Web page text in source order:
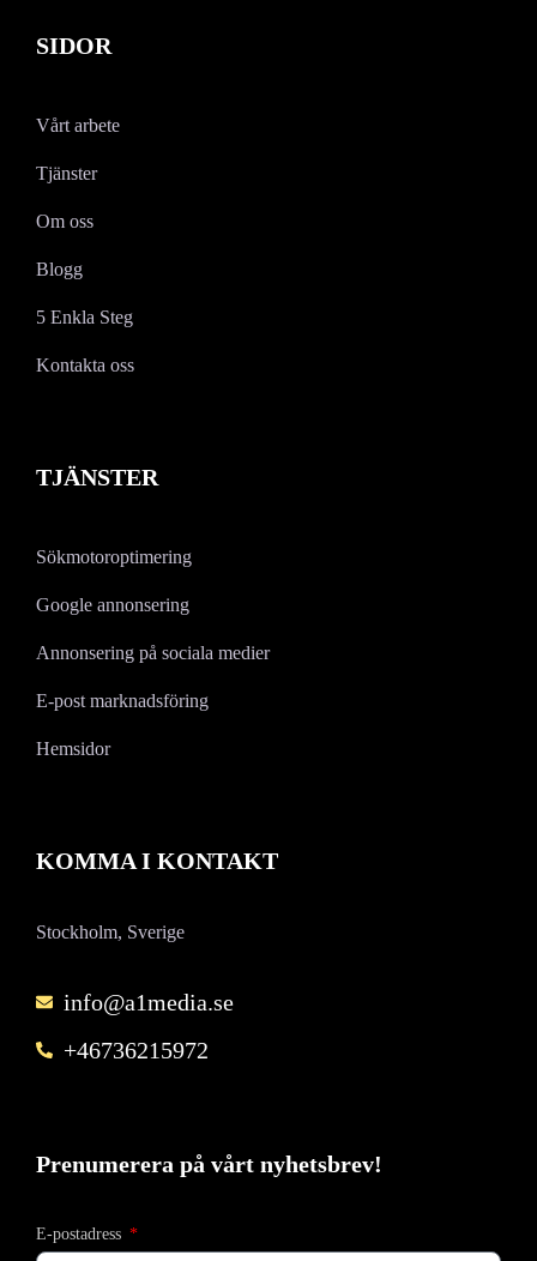
SIDOR
Vårt arbete
Tjänster
Om oss
Blogg
5 Enkla Steg
Kontakta oss
TJÄNSTER
Sökmotoroptimering
Google annonsering
Annonsering på sociala medier
E-post marknadsföring
Hemsidor
KOMMA I KONTAKT
Stockholm, Sverige
info@a1media.se
+46736215972
Prenumerera på vårt nyhetsbrev!
E-postadress